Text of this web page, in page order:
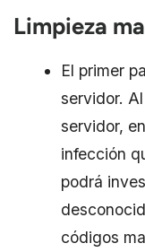
Limpieza
El primer
servidor.
servidor,
infección
podrá
códigos